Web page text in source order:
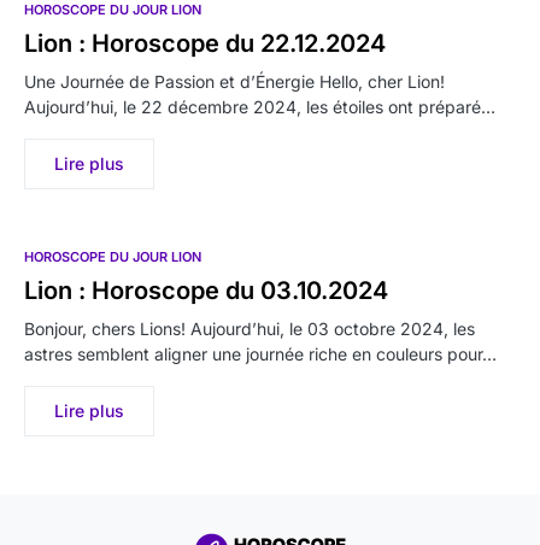
HOROSCOPE DU JOUR LION
Lion : Horoscope du 22.12.2024
Une Journée de Passion et d’Énergie Hello, cher Lion!
Aujourd’hui, le 22 décembre 2024, les étoiles ont préparé…
Lire plus
HOROSCOPE DU JOUR LION
Lion : Horoscope du 03.10.2024
Bonjour, chers Lions! Aujourd’hui, le 03 octobre 2024, les
astres semblent aligner une journée riche en couleurs pour…
Lire plus